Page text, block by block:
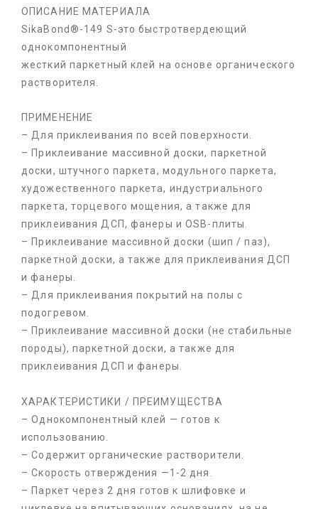
ОПИСАНИЕ МАТЕРИАЛА
SikaBond®-149 S-это быстротвердеющий
однокомпонентный
жесткий паркетный клей на основе органического
растворителя.
ПРИМЕНЕНИЕ
– Для приклеивания по всей поверхности.
– Приклеивание массивной доски, паркетной
доски, штучного паркета, модульного паркета,
художественного паркета, индустриального
паркета, торцевого мощения, а также для
приклеивания ДСП, фанеры и OSB-плиты.
– Приклеивание массивной доски (шип / паз),
паркетной доски, а также для приклеивания ДСП
и фанеры.
– Для приклеивания покрытий на полы с
подогревом.
– Приклеивание массивной доски (не стабильные
породы), паркетной доски, а также для
приклеивания ДСП и фанеры.
ХАРАКТЕРИСТИКИ / ПРЕИМУЩЕСТВА
– Однокомпонентный клей — готов к
использованию.
– Содержит органические растворители.
– Скорость отверждения —1-2 дня.
– Паркет через 2 дня готов к шлифовке и